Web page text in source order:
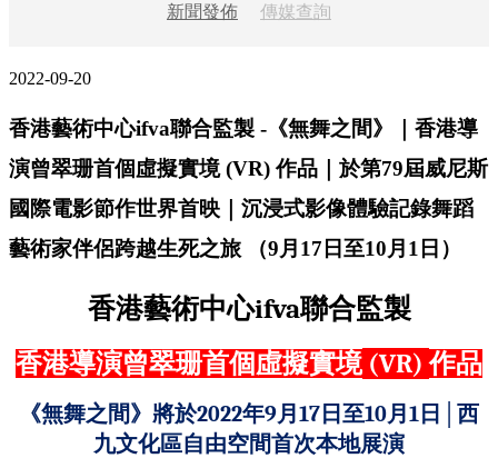
新聞發佈 傳媒查詢
2022-09-20
香港藝術中心ifva聯合監製 -《無舞之間》｜香港導
演曾翠珊首個虛擬實境 (VR) 作品｜於第79屆威尼斯
國際電影節作世界首映｜沉浸式影像體驗記錄舞蹈
藝術家伴侶跨越生死之旅 （9月17日至10月1日）
香港藝術中心ifva聯合監製
香港導演曾翠珊首個虛擬實境 (VR)作品
《無舞之間》將於2022年9月 17 日至10月 1 日
西
九文化區自由空間首次本地展演